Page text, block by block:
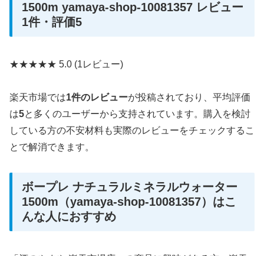
1500m yamaya-shop-10081357 レビュー
1件・評価5
★★★★★ 5.0 (1レビュー)
楽天市場では1件のレビューが投稿されており、平均評価
は5と多くのユーザーから支持されています。購入を検討
している方の不安材料も実際のレビューをチェックするこ
とで解消できます。
ボープレ ナチュラルミネラルウォーター
1500m（yamaya-shop-10081357）はこ
んな人におすすめ